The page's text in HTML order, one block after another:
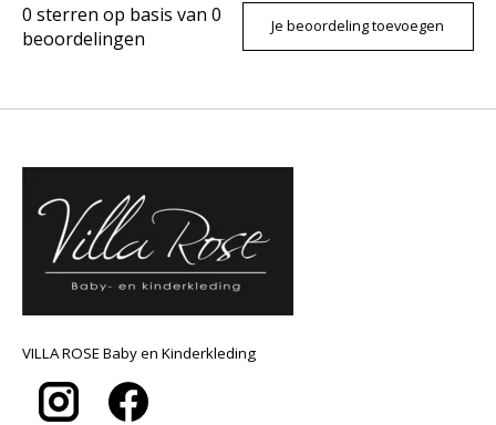
0 sterren op basis van 0
beoordelingen
Je beoordeling toevoegen
VILLA ROSE Baby en Kinderkleding